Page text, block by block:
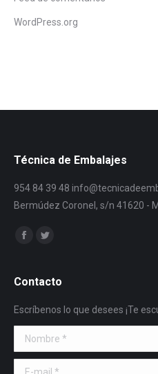
WordPress.org
Técnica de Embalajes
954 84 39 48
Bermúdez Coronel, s/n 41620 -
Encuéntranos en:
Contacto
Escríbenos lo que desees ¡Te
Nombre *
E-mail *